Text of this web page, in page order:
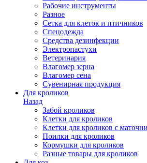
Рабочие инструменты
Разное
Сетка для клеток и птичников
Спецодежда
Средства дезинфекции
Электропастухи
Ветеринария
Влагомер зерна
Влагомер сена
Сувенирная продукция
Для кроликов
Назад
Забой кроликов
Клетки для кроликов
Клетки для кроликов с
Поилки для кроликов
Кормушки для кроликов
Разные товары для кроликов